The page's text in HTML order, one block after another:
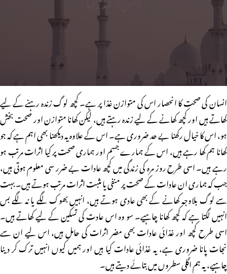
انسان کی صحت کا انحصار اس کی متوازن غذا پر ہے۔ کچھ لوگ زندہ رہنے کے لیے
کھاتے ہیں اور کچھ کھانے کے لیے زندہ رہتے ہیں، لیکن کھانا متوازن اور صحت بخش
ہو، اس کا خیال رکھنا بے حد ضروری ہے۔ اس کے علاوہ یہ دیکھنا بھی اہم ہے کہ جو
کھانا ہم کھا رہے ہیں، اس کے ہمارے جسم اور ہماری صحت پر کیا اثرات مرتب ہو
رہے ہیں۔ اسی طرح روز مرہ کی زندگی میں کچھ عادات بے ضرر سی معلوم ہوتی ہیں،
جب کہ ہماری ان عادات کے صحت پر منفی یا مثبت اثرات مرتب ہوتے ہیں۔ بہت
سے لوگ بلاوجہ کھانے کے بھی عادی ہوتے ہیں، انہیں بھوک لگے یا نہ لگے بس
انہیں لگتا ہے کہ کچھ کھانا چاہیے۔ سو وہ اس عادت کی تسکین کے لیے کھاتے ہیں۔
اسی طرح کچھ اور غذائی عادات بھی مضر اثرات کی حامل ہیں، اس لیے ان سے
نجات پانا ضروری ہے، یہ غذائی عادات کیا ہیں اور ہمیں کیوں انہیں ترک کر دینا
چاہیے، یہ ہم اگلی سطروں میں بتائے دیتے ہیں۔